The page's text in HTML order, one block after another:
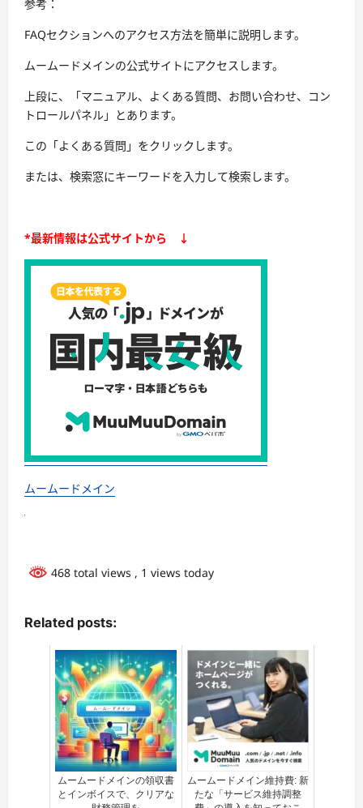
参考：
FAQセクションへのアクセス方法を簡単に説明します。
ムームードメインの公式サイトにアクセスします。
上段に、「マニュアル、よくある質問、お問い合わせ、コン
トロールパネル」とあります。
この「よくある質問」をクリックします。
または、検索窓にキーワードを入力して検索します。
*最新情報は公式サイトから ↓
ムームードメイン
468 total views , 1 views today
Related posts:
ムームードメインの領収書
とインボイスで、クリアな
ムームードメイン維持費: 新
たな「サービス維持調整